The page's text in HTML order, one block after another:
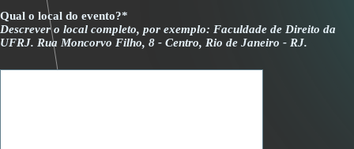
Qual o local do evento?*
Descrever o local completo, por exemplo: Faculdade de Direito da
UFRJ. Rua Moncorvo Filho, 8 - Centro, Rio de Janeiro - RJ.